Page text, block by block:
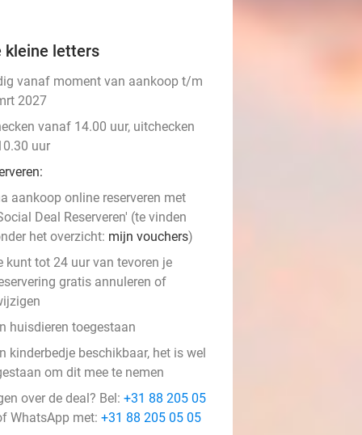
kleine letters
vanaf moment van aankoop t/m
2027
vanaf 14.00 uur, uitchecken
uur
aankoop online reserveren met
Deal Reserveren' (te vinden
het overzicht: mijn vouchers)
kunt tot 24 uur van tevoren je
gratis annuleren of
huisdieren toegestaan
kinderbedje beschikbaar, het is wel
om dit mee te nemen
over de deal? Bel: +31 88 205 05
WhatsApp met: +31 88 205 05 05